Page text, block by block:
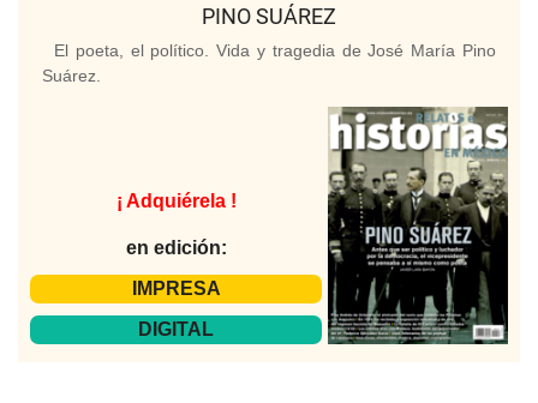
PINO SUÁREZ
El poeta, el político. Vida y tragedia de José María Pino
Suárez.
¡ Adquiérela !
en edición:
IMPRESA
DIGITAL